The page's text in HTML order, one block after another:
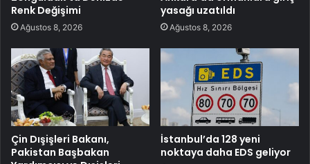
Renk Değişimi
Ağustos 8, 2026
yasağı uzatıldı
Ağustos 8, 2026
Çin Dışişleri Bakanı,
Pakistan Başbakan
İstanbul’da 128 yeni
noktaya daha EDS geliyor